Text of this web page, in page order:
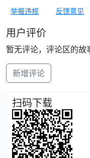
举报违规 反馈意见
用户评价
暂无评论，评论区的故
新增评论
扫码下载